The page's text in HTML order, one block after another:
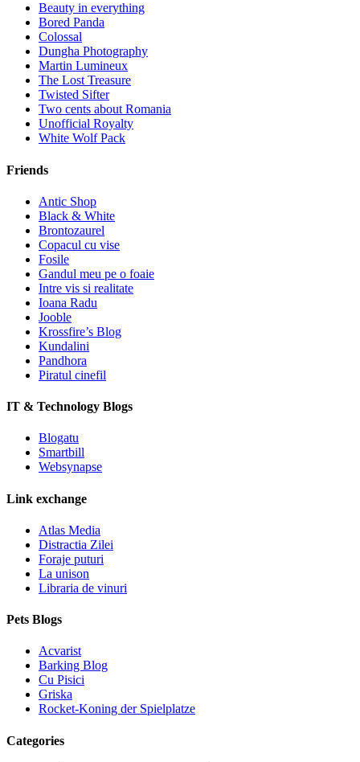
Beauty in everything
Bored Panda
Colossal
Dungha Photography
Martin Lumineux
The Lost Treasure
Twisted Sifter
Two cents about Romania
Unofficial Royalty
White Wolf Pack
Friends
Antic Shop
Black & White
Brontozaurel
Copacul cu vise
Fosile
Gandul meu pe o foaie
Intre vis si realitate
Ioana Radu
Jooble
Krossfire’s Blog
Kundalini
Pandhora
Piratul cinefil
IT & Technology Blogs
Blogatu
Smartbill
Websynapse
Link exchange
Atlas Media
Distractia Zilei
Foraje puturi
La unison
Libraria de vinuri
Pets Blogs
Acvarist
Barking Blog
Cu Pisici
Griska
Rocket-Koning der Spielplatze
Categories